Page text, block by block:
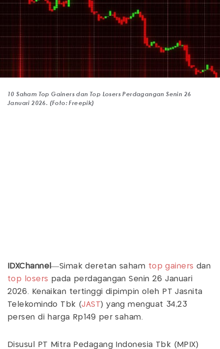
10 Saham Top Gainers dan Top Losers Perdagangan Senin 26
Januari 2026. (Foto: Freepik)
IDXChannel—Simak deretan saham top gainers dan
top losers pada perdagangan Senin 26 Januari
2026. Kenaikan tertinggi dipimpin oleh PT Jasnita
Telekomindo Tbk (JAST) yang menguat 34,23
persen di harga Rp149 per saham.
Disusul PT Mitra Pedagang Indonesia Tbk (MPIX)